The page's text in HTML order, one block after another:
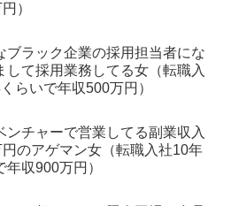
）
ブラック企業の採用担当者にな
して採用業務してる女（転職入
らいで年収500万円）
ンチャーで営業してる副業収入
のアゲマン女（転職入社10年
年収900万円）